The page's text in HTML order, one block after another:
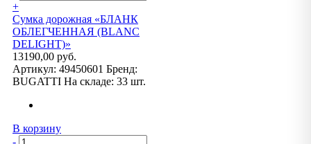
+
Сумка дорожная «БЛАНК
ОБЛЕГЧЕННАЯ (BLANC
DELIGHT)»
13190,00 руб.
Артикул: 49450601 Бренд:
BUGATTI На складе: 33 шт.
В корзину
-